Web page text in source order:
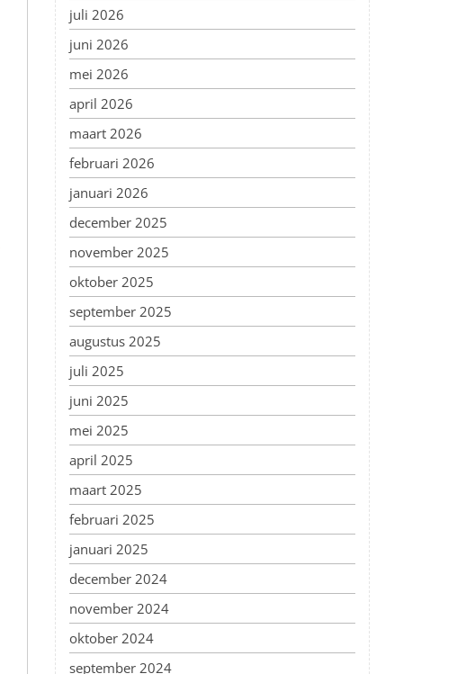
juli 2026
juni 2026
mei 2026
april 2026
maart 2026
februari 2026
januari 2026
december 2025
november 2025
oktober 2025
september 2025
augustus 2025
juli 2025
juni 2025
mei 2025
april 2025
maart 2025
februari 2025
januari 2025
december 2024
november 2024
oktober 2024
september 2024